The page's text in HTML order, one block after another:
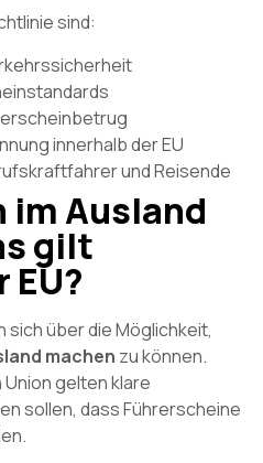
sind:
innerhalb der EU
und Reisende
im Ausland
gilt
über die Möglichkeit,
machen zu können.
gelten klare
sollen, dass Führerscheine